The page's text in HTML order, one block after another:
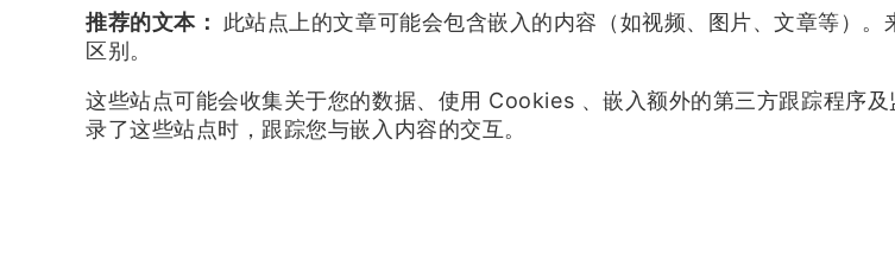
推荐的文本： 此站点上的文章可能会包含嵌入的内容（如视频、图片、文章等）
区别。
这些站点可能会收集关于您的数据、使用 Cookies 、嵌入额外的第三方跟踪程序
录了这些站点时，跟踪您与嵌入内容的交互。